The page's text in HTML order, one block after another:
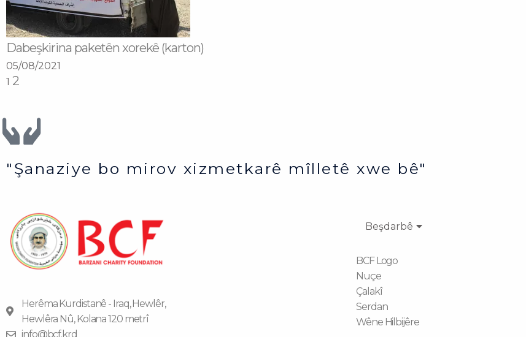
Dabeşkirina paketên xorekê (karton)
05/08/2021
1 2
"Şanaziye bo mirov xizmetkarê mîlletê xwe bê"
Herêma Kurdistanê - Iraq, Hewlêr,
Hewlêra Nû, Kolana 120 metrî
info@bcf.krd
Beşdarbê
BCF Logo
Nuçe
Çalakî
Serdan
Wêne Hilbijêre